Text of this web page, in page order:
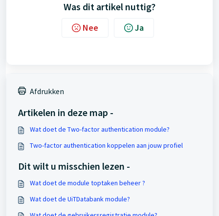
Was dit artikel nuttig?
Nee Ja
Afdrukken
Artikelen in deze map -
Wat doet de Two-factor authentication module?
Two-factor authentication koppelen aan jouw profiel
Dit wilt u misschien lezen -
Wat doet de module toptaken beheer ?
Wat doet de UiTDatabank module?